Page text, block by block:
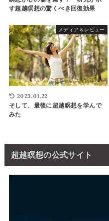
す超越瞑想の驚くべき回復効果
メディア＆レビュー
2023.01.22
そして、最後に超越瞑想を学んで
みた
超越瞑想の公式サイト